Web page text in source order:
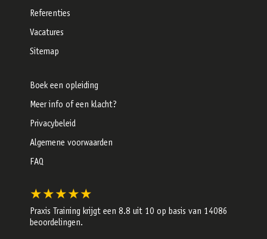
Referenties
Vacatures
Sitemap
Boek een opleiding
Meer info of een klacht?
Privacybeleid
Algemene voorwaarden
FAQ
★★★★★
Praxis Training krijgt een 8.8 uit 10 op basis van 14086
beoordelingen.